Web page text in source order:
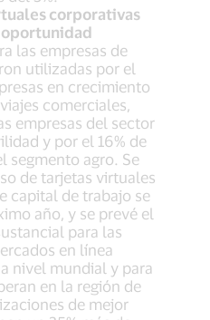
corporativas
oportunidad
las empresas de
utilizadas por el
en crecimiento
comerciales,
empresas del sector
y por el 16% de
segmento agro. Se
de tarjetas virtuales
capital de trabajo se
año, y se prevé el
para las
en línea
nivel mundial y para
en la región de
de mejor